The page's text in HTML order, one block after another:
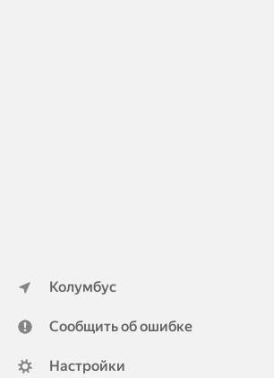
Колумбус
Сообщить об ошибке
Настройки